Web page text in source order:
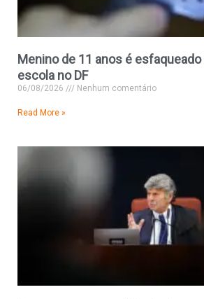
Menino de 11 anos é
escola no DF
06/08/2026 Nenhum comentário
Read More »